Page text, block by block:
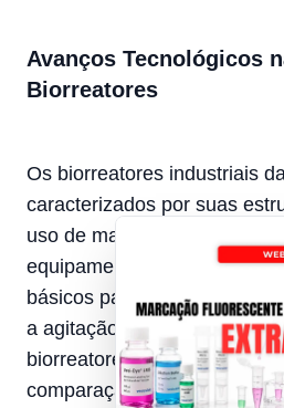
Avanços Tecnológicos
Biorreatores
Os biorreatores industriais
caracterizados por suas
uso de materiais como
equipamentos eram
básicos para controlar a
a agitação. Embora
biorreatores foram um
comparação com os